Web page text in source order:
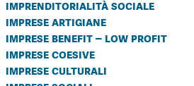
imprenditorialità sociale
imprese artigiane
imprese benefit – low profit
imprese coesive
imprese culturali